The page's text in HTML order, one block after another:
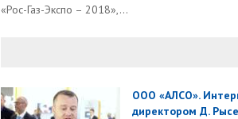
«Рос-Газ-Экспо – 2018»,...
ООО «АЛСО».
директором Д.